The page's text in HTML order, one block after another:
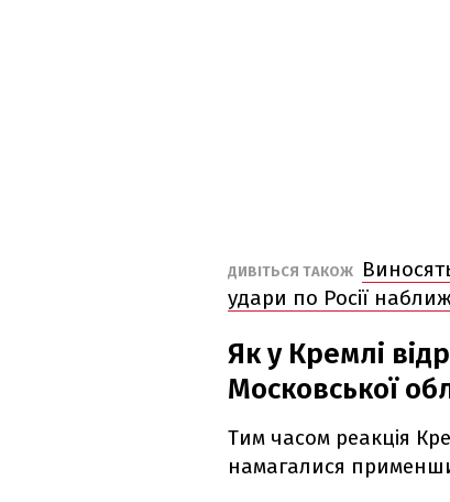
ДИВІТЬСЯ ТАКОЖ
удари по Росії
Як у Кремлі
Московської
Тим часом реакція
намагалися